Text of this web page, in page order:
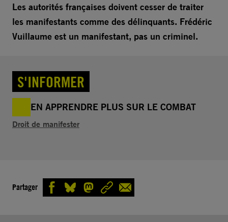
Les autorités françaises doivent cesser de traiter
les manifestants comme des délinquants. Frédéric
Vuillaume est un manifestant, pas un criminel.
S'INFORMER
EN APPRENDRE PLUS SUR LE COMBAT
Droit de manifester
Partager